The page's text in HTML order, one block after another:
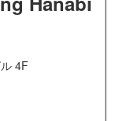
4F